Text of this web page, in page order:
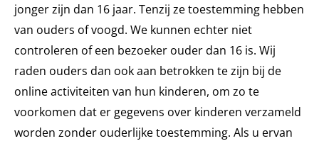
jonger zijn dan 16 jaar. Tenzij ze toestemming hebben
van ouders of voogd. We kunnen echter niet
controleren of een bezoeker ouder dan 16 is. Wij
raden ouders dan ook aan betrokken te zijn bij de
online activiteiten van hun kinderen, om zo te
voorkomen dat er gegevens over kinderen verzameld
worden zonder ouderlijke toestemming. Als u ervan